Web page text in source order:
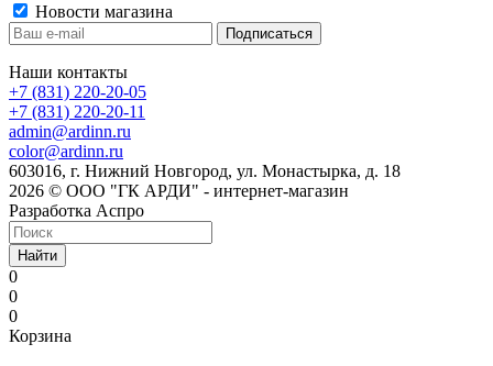
Новости магазина
Наши контакты
+7 (831) 220-20-05
+7 (831) 220-20-11
admin@ardinn.ru
color@ardinn.ru
603016, г. Нижний Новгород, ул. Монастырка, д. 18
2026 © ООО "ГК АРДИ" - интернет-магазин
Разработка Аспро
Найти
0
0
0
Корзина